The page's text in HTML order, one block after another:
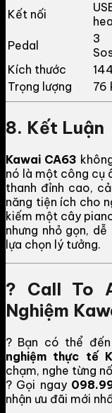
Kết nối
Pedal
3
Kích thước
Trọng lượng
76
8. Kết Luận
Kawai CA63
nó là một công cụ
thanh đỉnh cao,
năng tiện ích cho
kiếm một cây
nhưng nhỏ gọn,
lựa chọn lý tưởng.
? Call To
Nghiệm
? Bạn có thể
nghiệm thực tế
chạm, nghe từng
? Gọi ngay
nhận ưu đãi mới